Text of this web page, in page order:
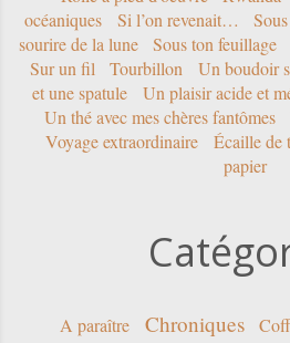
océaniques
Si l’on revenait…
sourire de la lune
Sous ton feuillage
Sur un fil
Tourbillon Un boudoir
et une spatule
Un plaisir acide et
Un thé avec mes chères fantômes
Voyage extraordinaire
Écaille de
papier
A paraître Chroniques